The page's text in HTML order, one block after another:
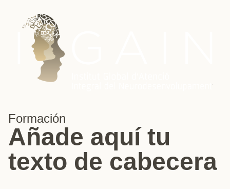
Formación
Añade aquí tu
texto de cabecera